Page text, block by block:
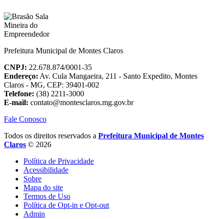
Prefeitura Municipal de Montes Claros
CNPJ: 22.678.874/0001-35
Endereço: Av. Cula Mangaeira, 211 - Santo Expedito, Montes
Claros - MG, CEP: 39401-002
Telefone: (38) 2211-3000
E-mail: contato@montesclaros.mg.gov.br
Fale Conosco
Todos os direitos reservados a Prefeitura Municipal de Montes
Claros © 2026
Política de Privacidade
Acessibilidade
Sobre
Mapa do site
Termos de Uso
Política de Opt-in e Opt-out
Admin